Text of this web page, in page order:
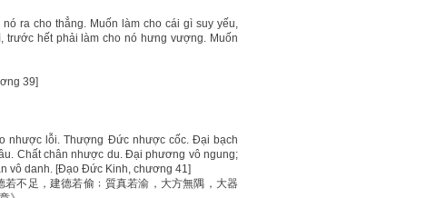
ra cho thẳng. Muốn làm cho cái gì suy yếu,
trước hết phải làm cho nó hưng vượng. Muốn
39]
nhược lỗi. Thượng Đức nhược cốc. Đại bạch
Chất chân nhược du. Đại phương vô ngung;
vô danh. [Đạo Đức Kinh, chương 41]
不足，建德若偷﹔質真若渝，大方無隅，大器